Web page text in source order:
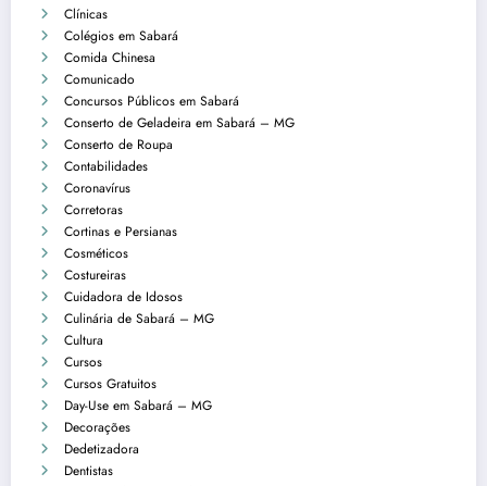
Clínicas
Colégios em Sabará
Comida Chinesa
Comunicado
Concursos Públicos em Sabará
Conserto de Geladeira em Sabará – MG
Conserto de Roupa
Contabilidades
Coronavírus
Corretoras
Cortinas e Persianas
Cosméticos
Costureiras
Cuidadora de Idosos
Culinária de Sabará – MG
Cultura
Cursos
Cursos Gratuitos
Day-Use em Sabará – MG
Decorações
Dedetizadora
Dentistas